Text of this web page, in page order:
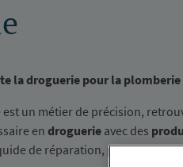
la droguerie pour la plomberie
un métier de précision,
endroguerie avec des
de réparation, produit de